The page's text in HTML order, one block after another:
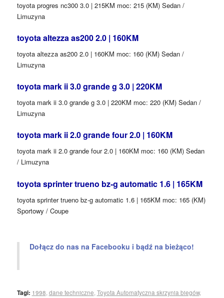
toyota progres nc300 3.0 | 215KM moc: 215 (KM) Sedan /
Limuzyna
toyota altezza as200 2.0 | 160KM
toyota altezza as200 2.0 | 160KM moc: 160 (KM) Sedan /
Limuzyna
toyota mark ii 3.0 grande g 3.0 | 220KM
toyota mark ii 3.0 grande g 3.0 | 220KM moc: 220 (KM) Sedan /
Limuzyna
toyota mark ii 2.0 grande four 2.0 | 160KM
toyota mark ii 2.0 grande four 2.0 | 160KM moc: 160 (KM) Sedan
/ Limuzyna
toyota sprinter trueno bz-g automatic 1.6 | 165KM
toyota sprinter trueno bz-g automatic 1.6 | 165KM moc: 165 (KM)
Sportowy / Coupe
Dołącz do nas na Facebooku i bądź na bieżąco!
Tagi: 1998 dane techniczne Toyota Automatyczna skrzynia biegów,